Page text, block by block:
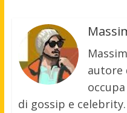
autore
di gossip e